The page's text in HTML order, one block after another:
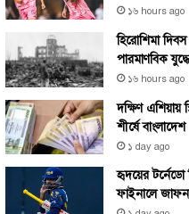
১৬ hours ago
হিরোশিমা
পারমাণবিক
১৬ hours ago
দক্ষিণ এশিয়ায়
শীর্ষে বাংলাদেশ
১ day ago
হৃদয়ের টর্নেডো
ফাইনালে